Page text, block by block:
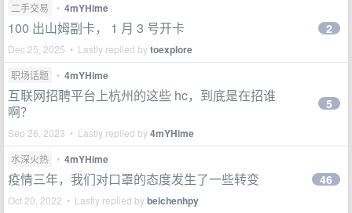
二手交易
• 4mYHime
100 出山姆副卡， 1 月 3 号开卡
Dec 25, 2025 • Lastly replied bytoexplore
2
职场话题 • 4mYHime
互联网招聘平台上杭州的这些 hc，到底是在招谁
啊？
Sep 26, 2023 • Lastly replied by4mYHime
5
水深火热 • 4mYHime
疫情三年，我们对口罩的态度发生了一些转变
Oct 20, 2022 • Lastly replied bybeichenhpy
46